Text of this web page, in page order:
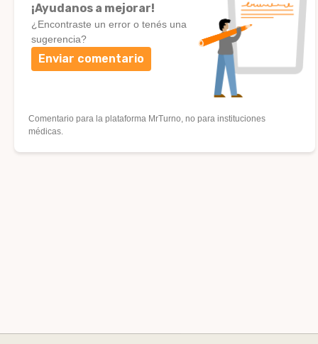
¡Ayudanos a mejorar!
¿Encontraste un error o tenés una
sugerencia?
Enviar comentario
Comentario para la plataforma MrTurno, no para instituciones
médicas.